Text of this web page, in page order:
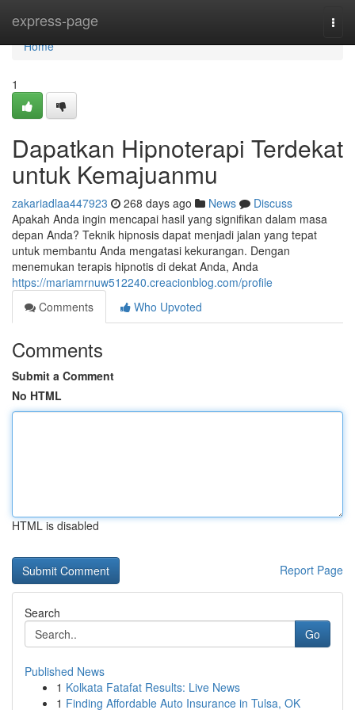
express-page
Home
Home
1
Dapatkan Hipnoterapi Terdekat
untuk Kemajuanmu
zakariadlaa447923 268 days ago News
Discuss
Apakah Anda ingin mencapai hasil yang signifikan dalam masa
depan Anda? Teknik hipnosis dapat menjadi jalan yang tepat
untuk membantu Anda mengatasi kekurangan. Dengan
menemukan terapis hipnotis di dekat Anda, Anda
https://mariamrnuw512240.creacionblog.com/profile
Comments
Who Upvoted
Comments
Submit a Comment
No HTML
HTML is disabled
Report Page
Search
Go
Published News
1 Kolkata Fatafat Results: Live News
1 Finding Affordable Auto Insurance in Tulsa, OK